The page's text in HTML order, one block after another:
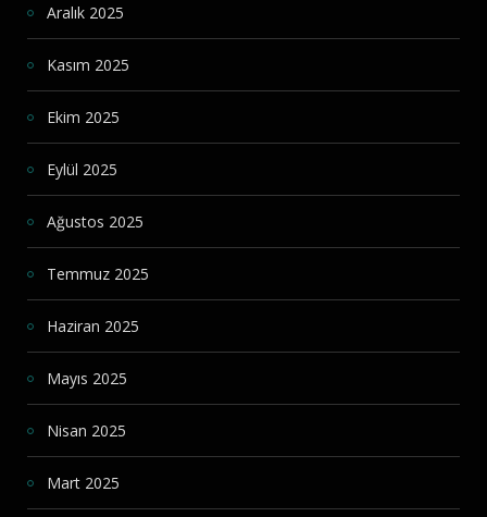
Aralık 2025
Kasım 2025
Ekim 2025
Eylül 2025
Ağustos 2025
Temmuz 2025
Haziran 2025
Mayıs 2025
Nisan 2025
Mart 2025